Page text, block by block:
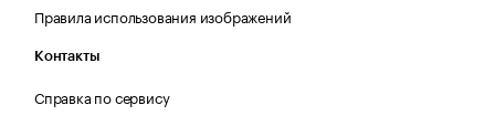
Правила использования изображений
Контакты
Справка по сервису